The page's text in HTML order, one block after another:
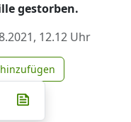
gestorben.
12.12 Uhr
zu Google
auf Whatsapp
Teilen auf Telegram
teilen
Post auf X